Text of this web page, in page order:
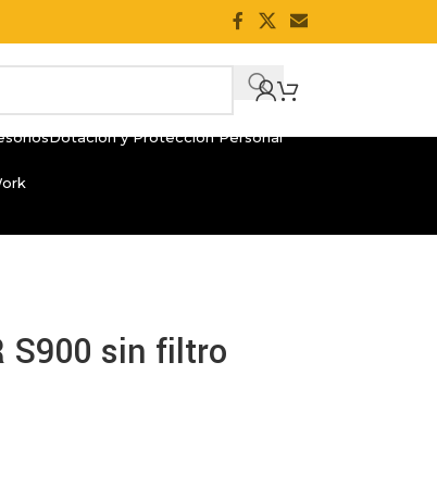
Dotación y Protección Personal
S900 sin filtro